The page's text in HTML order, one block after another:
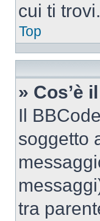
cui ti trovi.
Top
» Cos’è
Il
soggetto
tra